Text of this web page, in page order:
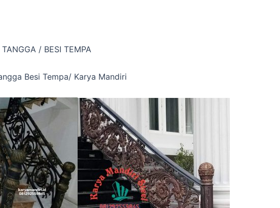
TANGGA / BESI TEMPA
Besi Tempa/ Karya Mandiri